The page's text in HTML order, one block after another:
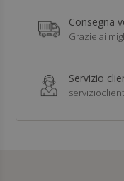
Consegna
Grazie ai
Servizio